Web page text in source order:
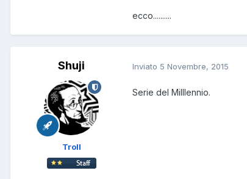
ecco..........
Shuji
Troll
Inviato 5 Novembre, 2015
Serie del Milllennio.